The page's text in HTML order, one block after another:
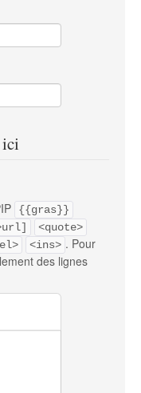
{{gras}}
<quote>
<ins> . Pour
des lignes